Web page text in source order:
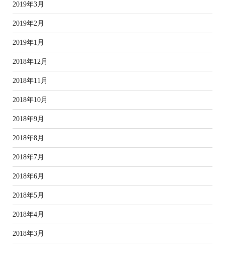
2019年3月
2019年2月
2019年1月
2018年12月
2018年11月
2018年10月
2018年9月
2018年8月
2018年7月
2018年6月
2018年5月
2018年4月
2018年3月